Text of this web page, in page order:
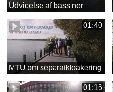
Udvidelse af bassiner
01:40
MTU om separatkloakering
01:16